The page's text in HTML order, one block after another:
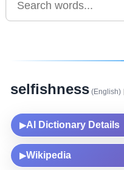
selfishness (English)
▶AI Dictionary Details
▶Wikipedia